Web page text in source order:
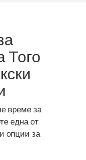
Того
време за
една от
опции за